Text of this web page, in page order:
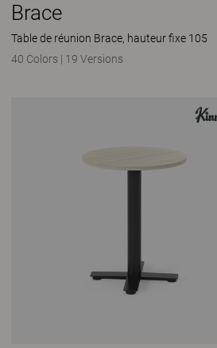
Brace
Table de réunion Brace, hauteur fixe 105
40 Colors | 19 Versions